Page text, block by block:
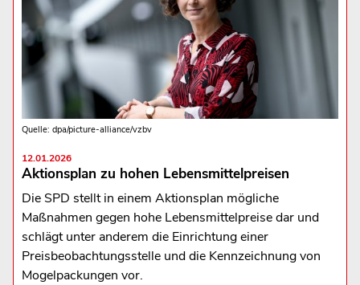
Quelle: dpa/picture-alliance/vzbv
12.01.2026
Aktionsplan zu hohen Lebensmittelpreisen
Die SPD stellt in einem Aktionsplan mögliche
Maßnahmen gegen hohe Lebensmittelpreise dar und
schlägt unter anderem die Einrichtung einer
Preisbeobachtungsstelle und die Kennzeichnung von
Mogelpackungen vor.